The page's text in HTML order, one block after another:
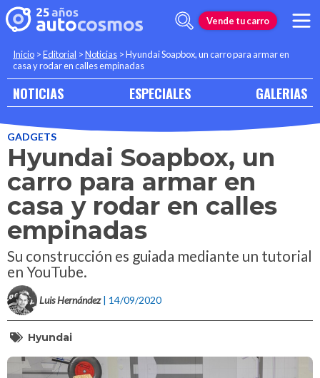
Vende tu carro
Inicio >Editorial >Noticias >Hyundai Soapbox, un carro para armar en
casa y rodar en calles empinadas
NOTICIAS ESPECIALES GALERIAS
GADGETS
Hyundai Soapbox, un
carro para armar en
casa y rodar en calles
empinadas
Su construcción es guiada mediante un tutorial
en YouTube.
Luis Hernández | 14/09/2020
Hyundai